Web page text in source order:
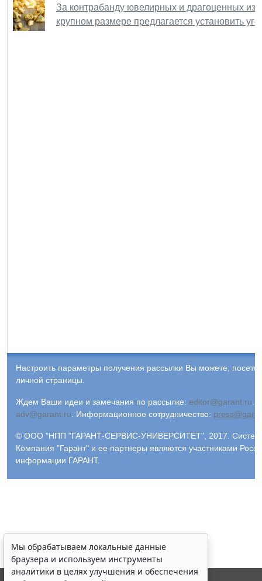
За контрабанду ювелирных и драгоценных
крупном размере предлагается установить
Настроить параметры получения рассылки Вы можете,
личной страницы.
Ждем Ваши идеи и замечания по рассылке: editor@garant.ru
adv@garant.ru
Информационное сотрудничество:
© ООО "НПП "ГАРАНТ-СЕРВИС-УНИВЕРСИТЕТ", 2017. Система
Компания "Гарант" и ее партнеры являются участниками
информации ГАРАНТ.
Мы обрабатываем локальные данные
браузера и используем инструменты
аналитики в целях улучшения и обеспечения